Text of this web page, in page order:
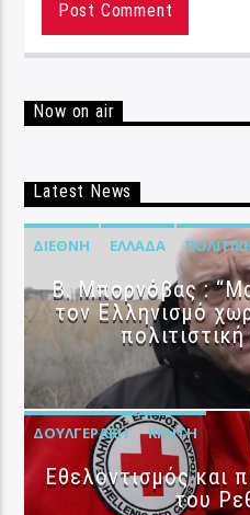
Now on air
Latest News
ΔΙΕΘΝΉ ΕΛΛΆΔΑ
B. Μπορνόβας :
τον Ελληνισμό
ΔΟΥΛΓΕΡΆΚΗ ΚΡΉΤΗ
Εθελοντισμός και
του